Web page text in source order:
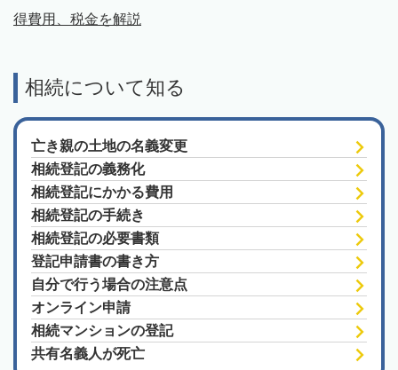
得費用、税金を解説
相続について知る
亡き親の土地の名義変更
相続登記の義務化
相続登記にかかる費用
相続登記の手続き
相続登記の必要書類
登記申請書の書き方
自分で行う場合の注意点
オンライン申請
相続マンションの登記
共有名義人が死亡